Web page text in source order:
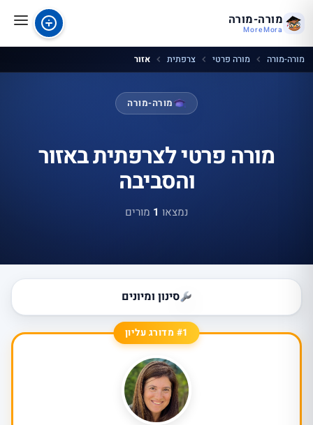
מורה-מורה
MoreMora
מורה-מורה מורה פרטי צרפתית אזור
מורה-מורה
מורה פרטי לצרפתית באזור
והסביבה
נמצאו 1 מורים
סינון ומיונים
#1 מדורג עליון